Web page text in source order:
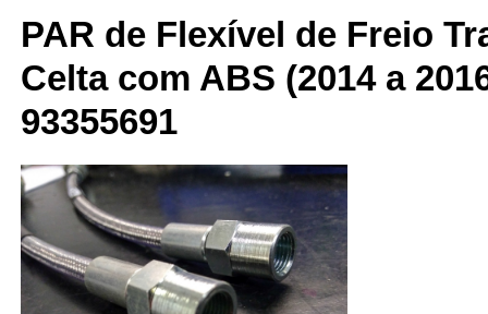
PAR de Flexível de Freio
Celta com ABS (2014 a
93355691